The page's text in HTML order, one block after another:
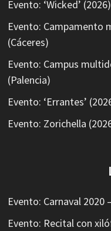
Evento: ‘Wicked’
Evento: Campamento
(Cáceres)
Evento: Campus
(Palencia)
Evento: ‘Errantes’
Evento: Zorichella
Evento: Carnaval
Evento: Recital con